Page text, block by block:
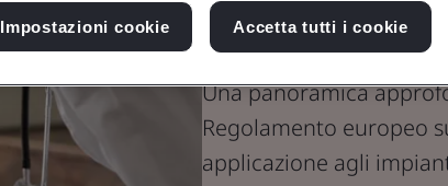
MDR sugli
Una panoramica
Regolamento europeo
applicazione agli
Impostazioni cookie Accetta tutti i cookie